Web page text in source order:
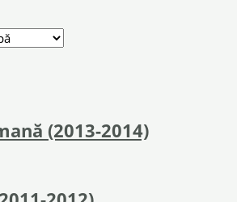
(2013-2014)